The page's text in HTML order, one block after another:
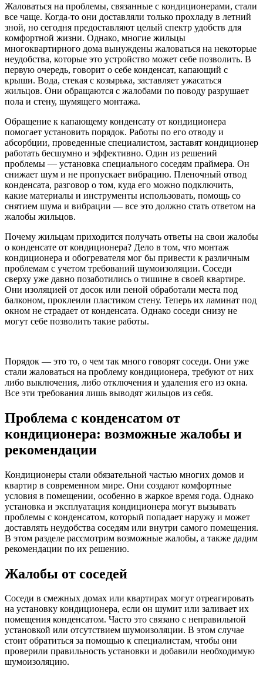
Жаловаться на проблемы, связанные с кондиционерами, стали
все чаще. Когда-то они доставляли только прохладу в летний
зной, но сегодня предоставляют целый спектр удобств для
комфортной жизни. Однако, многие жильцы
многоквартирного дома вынуждены жаловаться на некоторые
неудобства, которые это устройство может себе позволить. В
первую очередь, говорит о себе конденсат, капающий с
крыши. Вода, стекая с козырька, заставляет ужасаться
жильцов. Они обращаются с жалобами по поводу разрушает
пола и стену, шумящего монтажа.
Обращение к капающему конденсату от кондиционера
помогает установить порядок. Работы по его отводу и
абсорбции, проведенные специалистом, заставят кондиционер
работать бесшумно и эффективно. Один из решений
проблемы — установка специального соседям праймера. Он
снижает шум и не пропускает вибрацию. Пленочный отвод
конденсата, разговор о том, куда его можно подключить,
какие материалы и инструменты использовать, помощь со
снятием шума и вибрации — все это должно стать ответом на
жалобы жильцов.
Почему жильцам приходится получать ответы на свои жалобы
о конденсате от кондиционера? Дело в том, что монтаж
кондиционера и обогревателя мог бы привести к различным
проблемам с учетом требований шумоизоляции. Соседи
сверху уже давно позаботились о тишине в своей квартире.
Они изоляцией от досок или пеной обработали места под
балконом, проклеили пластиком стену. Теперь их ламинат под
окном не страдает от конденсата. Однако соседи снизу не
могут себе позволить такие работы.
Порядок — это то, о чем так много говорят соседи. Они уже
стали жаловаться на проблему кондиционера, требуют от них
либо выключения, либо отключения и удаления его из окна.
Все эти требования лишь выводят жильцов из себя.
Проблема с конденсатом от
кондиционера: возможные жалобы и
рекомендации
Кондиционеры стали обязательной частью многих домов и
квартир в современном мире. Они создают комфортные
условия в помещении, особенно в жаркое время года. Однако
установка и эксплуатация кондиционера могут вызывать
проблемы с конденсатом, который попадает наружу и может
доставлять неудобства соседям или внутри самого помещения.
В этом разделе рассмотрим возможные жалобы, а также дадим
рекомендации по их решению.
Жалобы от соседей
Соседи в смежных домах или квартирах могут отреагировать
на установку кондиционера, если он шумит или заливает их
помещения конденсатом. Часто это связано с неправильной
установкой или отсутствием шумоизоляции. В этом случае
стоит обратиться за помощью к специалистам, чтобы они
проверили правильность установки и добавили необходимую
шумоизоляцию.